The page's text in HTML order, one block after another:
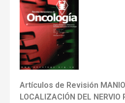
Artículos de Revisión
LOCALIZACIÓN DEL NERVIO